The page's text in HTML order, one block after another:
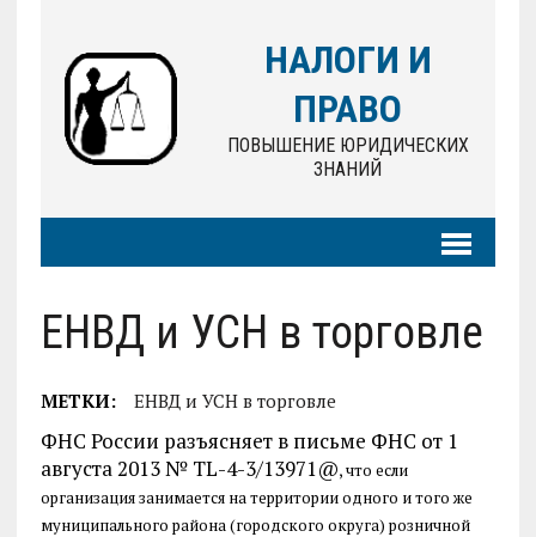
НАЛОГИ И
ПРАВО
ПОВЫШЕНИЕ ЮРИДИЧЕСКИХ
ЗНАНИЙ
ЕНВД и УСН в торговле
МЕТКИ: ЕНВД и УСН в торговле
ФНС России разъясняет в письме ФНС от 1
августа 2013 № TL-4-3/13971@, что если
организация занимается на территории одного и того же
муниципального района (городского округа) розничной